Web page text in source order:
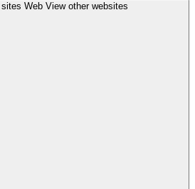
Web View other websites